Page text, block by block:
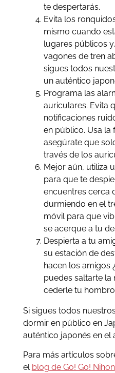
te despertarás.
Evita los
mismo cuando
lugares públicos
vagones de tren
sigues todos
un auténtico
Programa las
auriculares. Evita
notificaciones
en público. Usa la
asegúrate que
través de los
Mejor aún, utiliza
para que te
encuentres cerca
durmiendo en el
móvil para que
se acerque a tu
Despierta a tu
su estación de
hacen los amigos
puedes saltarte la
cederle tu
Si sigues todos
dormir en público en
auténtico japonés en el
Para más artículos
el blog de Go! Go! Nihon